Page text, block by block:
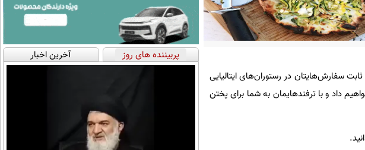
سفارش‌هایتان در رستوران‌های ایتالیایی
داد و با ترفندهایمان به شما برای پختن
پربیننده های روز آخرین اخبار